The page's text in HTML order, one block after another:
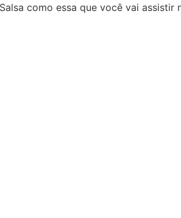
como essa que você vai assistir